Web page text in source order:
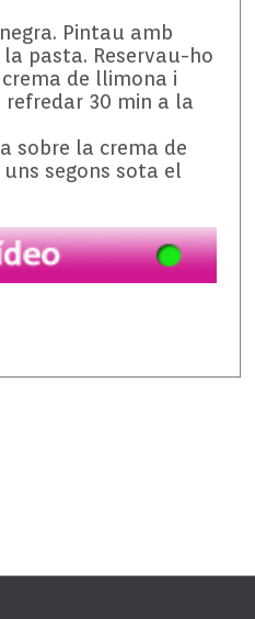
Pintau amb
pasta. Reservau-ho
de llimona i
30 min a la
sobre la crema de
segons sota el